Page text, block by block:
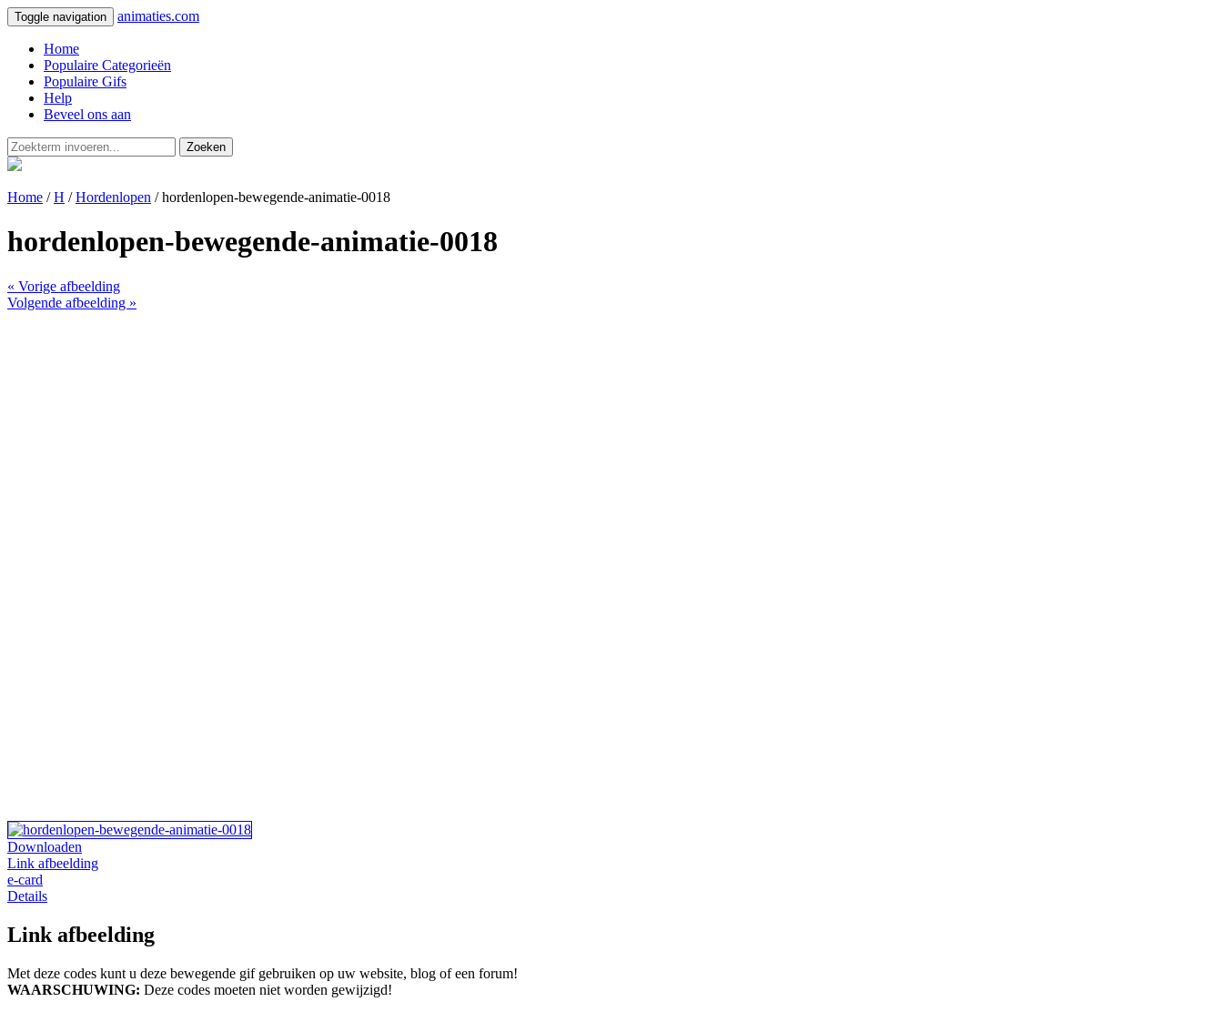
Toggle navigation animaties.com
Home
Populaire Categorieën
Populaire Gifs
Help
Beveel ons aan
Zoeken
Home /H /Hordenlopen / hordenlopen-bewegende-animatie-0018
hordenlopen-bewegende-animatie-0018
« Vorige afbeelding
Volgende afbeelding »
Downloaden
Link afbeelding
e-card
Details
Link afbeelding
Met deze codes kunt u deze bewegende gif gebruiken op uw website, blog of een forum!
WAARSCHUWING: Deze codes moeten niet worden gewijzigd!